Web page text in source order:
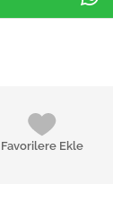
Favorilere Ekle